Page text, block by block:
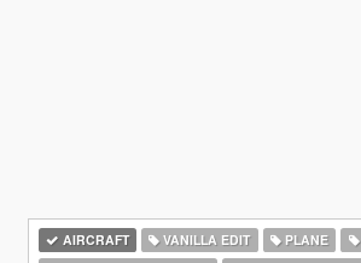
AIRCRAFT VANILLA EDIT PLANE